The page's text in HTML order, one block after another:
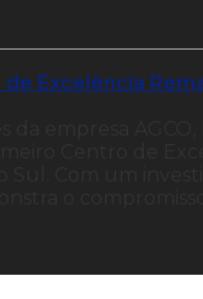
Excelência